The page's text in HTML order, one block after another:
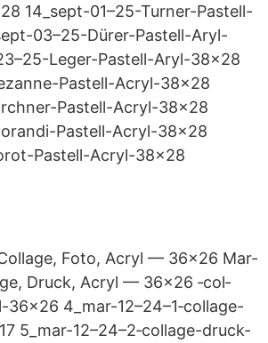
14_sept-01–25-Turner-Pastell-
03–25-Dürer-Pastell-Aryl-
Leger-Pastell-Aryl-38x28
Pastell-Acryl-38x28
Pastell-Acryl-38x28
Pastell-Acryl-38x28
Pastell-Acryl-38x28
Foto, Acryl — 36x26 Mar-
Druck, Acryl — 36x26 ‑col­
4_mar-12–24–1‑collage-
5_mar-12–24–2‑collage-druck-